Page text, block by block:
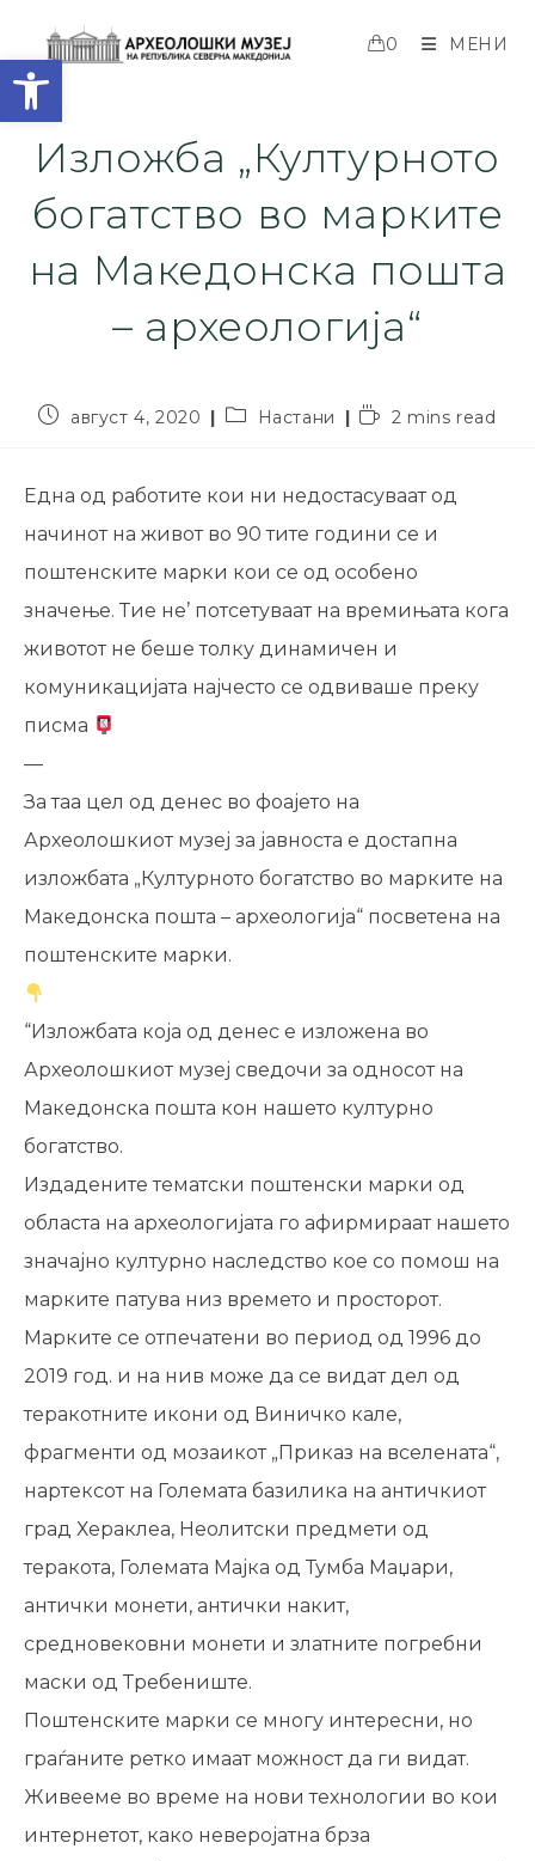
Open toolbar
0 МЕНИ
Изложба „Културното
богатство во марките
на Македонска пошта
– археологија“
август 4, 2020 Настани 2 mins read
Една од работите кои ни недостасуваат од
начинот на живот во 90 тите години се и
поштенските марки кои се од особено
значење. Тие нe’ потсетуваат на времињата кога
животот не беше толку динамичен и
комуникацијата најчесто се одвиваше преку
писма
—
За таа цел од денес во фоајето на
Археолошкиот музеј за јавноста е достапна
изложбата „Културното богатство во марките на
Македонска пошта – археологија“ посветена на
поштенските марки.
“Изложбата која од денес е изложена во
Археолошкиот музеј сведочи за односот на
Македонска пошта кон нашето културно
богатство.
Издадените тематски поштенски марки од
областа на археологијата го афирмираат нашето
значајно културно наследство кое со помош на
марките патува низ времето и просторот.
Марките се отпечатени во период од 1996 до
2019 год. и на нив може да се видат дел од
теракотните икони од Виничко кале,
фрагменти од мозаикот „Приказ на вселената“,
нартексот на Големата базилика на античкиот
град Хераклеа, Неолитски предмети од
теракота, Големата Мајка од Тумба Маџари,
антички монети, антички накит,
средновековни монети и златните погребни
маски од Требениште.
Поштенските марки се многу интересни, но
граѓаните ретко имаат можност да ги видат.
Живееме во време на нови технологии во кои
интернетот, како неверојатна брза